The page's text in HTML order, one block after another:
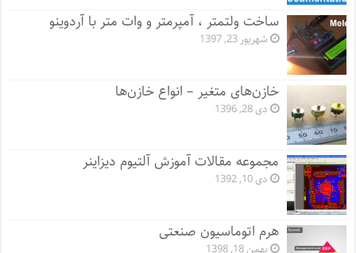
ساخت ولتمتر ، آمپرمتر و وات متر با آردوینو
شهریور 23, 1397
خازن‌های متغیر – انواع خازن‌ها
دی 28, 1396
مجموعه مقالات آموزش آلتیوم دیزاینر
دی 10, 1392
هرم اتوماسیون صنعتی
بهمن 18, 1398